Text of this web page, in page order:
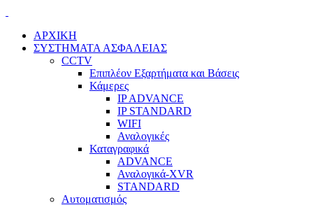
ΑΡΧΙΚΗ
ΣΥΣΤΗΜΑΤΑ ΑΣΦΑΛΕΙΑΣ
CCTV
Επιπλέον Εξαρτήματα και Βάσεις
Κάμερες
IP ADVANCE
IP STANDARD
WIFI
Αναλογικές
Καταγραφικά
ADVANCE
Αναλογικά-XVR
STANDARD
Αυτοματισμός